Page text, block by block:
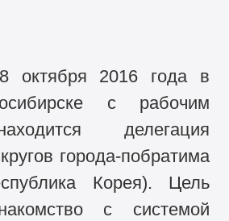
октября 2016 года в
с рабочим
делегация
города-побратима
Корея). Цель
с системой